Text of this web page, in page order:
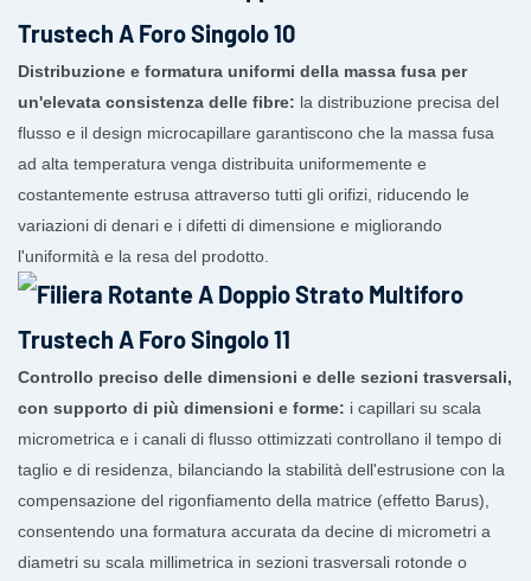
Distribuzione e formatura uniformi della massa fusa per
un'elevata consistenza delle fibre: la distribuzione precisa del
flusso e il design microcapillare garantiscono che la massa fusa
ad alta temperatura venga distribuita uniformemente e
costantemente estrusa attraverso tutti gli orifizi, riducendo le
variazioni di denari e i difetti di dimensione e migliorando
l'uniformità e la resa del prodotto.
Controllo preciso delle dimensioni e delle sezioni trasversali,
con supporto di più dimensioni e forme: i capillari su scala
micrometrica e i canali di flusso ottimizzati controllano il tempo di
taglio e di residenza, bilanciando la stabilità dell'estrusione con la
compensazione del rigonfiamento della matrice (effetto Barus),
consentendo una formatura accurata da decine di micrometri a
diametri su scala millimetrica in sezioni trasversali rotonde o